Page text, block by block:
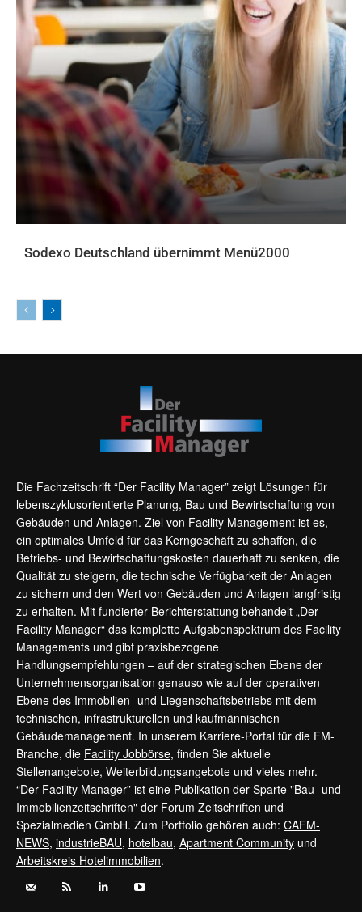
Sodexo Deutschland übernimmt Menü2000
Die Fachzeitschrift “Der Facility Manager” zeigt Lösungen für
lebenszyklusorientierte Planung, Bau und Bewirtschaftung von
Gebäuden und Anlagen. Ziel von Facility Management ist es,
ein optimales Umfeld für das Kerngeschäft zu schaffen, die
Betriebs- und Bewirtschaftungskosten dauerhaft zu senken, die
Qualität zu steigern, die technische Verfügbarkeit der Anlagen
zu sichern und den Wert von Gebäuden und Anlagen langfristig
zu erhalten. Mit fundierter Berichterstattung behandelt „Der
Facility Manager“ das komplette Aufgabenspektrum des Facility
Managements und gibt praxisbezogene
Handlungsempfehlungen – auf der strategischen Ebene der
Unternehmensorganisation genauso wie auf der operativen
Ebene des Immobilien- und Liegenschaftsbetriebs mit dem
technischen, infrastrukturellen und kaufmännischen
Gebäudemanagement. In unserem Karriere-Portal für die FM-
Branche, die Facility Jobbörse, finden Sie aktuelle
Stellenangebote, Weiterbildungsangebote und vieles mehr.
“Der Facility Manager” ist eine Publikation der Sparte "Bau- und
Immobilienzeitschriften" der Forum Zeitschriften und
Spezialmedien GmbH. Zum Portfolio gehören auch: CAFM-
NEWS, industrieBAU, hotelbau, Apartment Community und
Arbeitskreis Hotelimmobilien.